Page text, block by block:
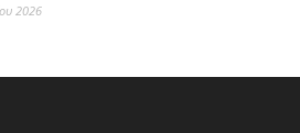
2026